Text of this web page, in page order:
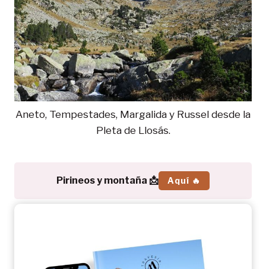
Aneto, Tempestades, Margalida y Russel desde la
Pleta de Llosás.
Pirineos y montaña 📩 Aquí 🔥